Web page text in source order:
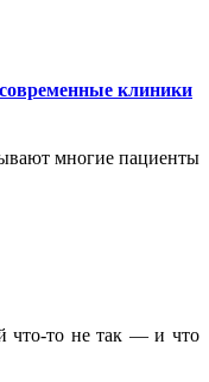
клиники
многие пациенты
что-то не так — и что